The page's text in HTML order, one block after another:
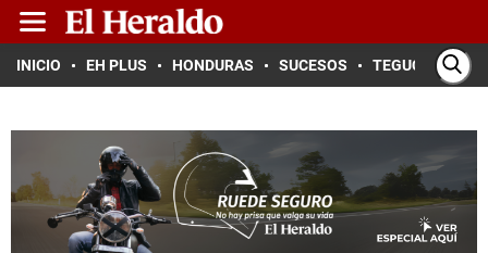
INICIO EH PLUS HONDURAS SUCESOS TEGUCIGALPA